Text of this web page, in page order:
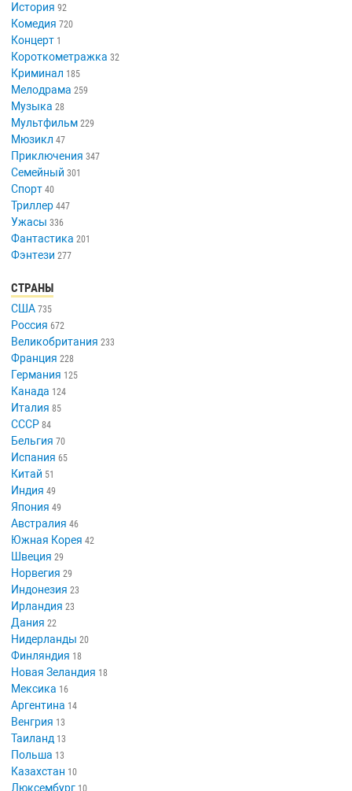
История 92
Комедия 720
Концерт 1
Короткометражка 32
Криминал 185
Мелодрама 259
Музыка 28
Мультфильм 229
Мюзикл 47
Приключения 347
Семейный 301
Спорт 40
Триллер 447
Ужасы 336
Фантастика 201
Фэнтези 277
СТРАНЫ
США 735
Россия 672
Великобритания 233
Франция 228
Германия 125
Канада 124
Италия 85
СССР 84
Бельгия 70
Испания 65
Китай 51
Индия 49
Япония 49
Австралия 46
Южная Корея 42
Швеция 29
Норвегия 29
Индонезия 23
Ирландия 23
Дания 22
Нидерланды 20
Финляндия 18
Новая Зеландия 18
Мексика 16
Аргентина 14
Венгрия 13
Таиланд 13
Польша 13
Казахстан 10
Люксембург